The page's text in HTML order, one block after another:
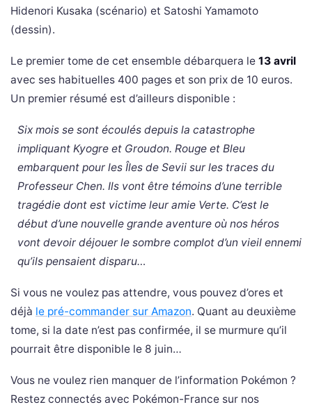
Hidenori Kusaka (scénario) et Satoshi Yamamoto
(dessin).
Le premier tome de cet ensemble débarquera le 13 avril
avec ses habituelles 400 pages et son prix de 10 euros.
Un premier résumé est d’ailleurs disponible :
Six mois se sont écoulés depuis la catastrophe
impliquant Kyogre et Groudon. Rouge et Bleu
embarquent pour les Îles de Sevii sur les traces du
Professeur Chen. Ils vont être témoins d’une terrible
tragédie dont est victime leur amie Verte. C’est le
début d’une nouvelle grande aventure où nos héros
vont devoir déjouer le sombre complot d’un vieil ennemi
qu’ils pensaient disparu…
Si vous ne voulez pas attendre, vous pouvez d’ores et
déjà le pré-commander sur Amazon. Quant au deuxième
tome, si la date n’est pas confirmée, il se murmure qu’il
pourrait être disponible le 8 juin…
Vous ne voulez rien manquer de l’information Pokémon ?
Restez connectés avec Pokémon-France sur nos